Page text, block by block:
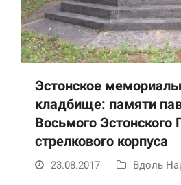
Эстонское
кладбище: памяти
Восьмого Эстонского
стрелкового корпуса
23.08.2017 Вдоль